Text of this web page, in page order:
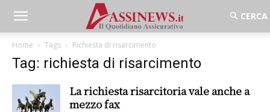
Home Tags Richiesta di risarcimento
Tag: richiesta di risarcimento
La richiesta risarcitoria vale anche a
mezzo fax